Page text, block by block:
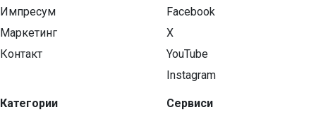
Импресум
Маркетинг
Контакт
Категории
Facebook
X
YouTube
Instagram
Сервиси